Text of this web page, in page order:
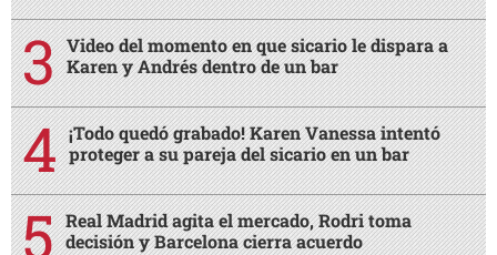
Video del momento en que sicario le dispara a
Karen y Andrés dentro de un bar
¡Todo quedó grabado! Karen Vanessa intentó
proteger a su pareja del sicario en un bar
Real Madrid agita el mercado, Rodri toma
decisión y Barcelona cierra acuerdo